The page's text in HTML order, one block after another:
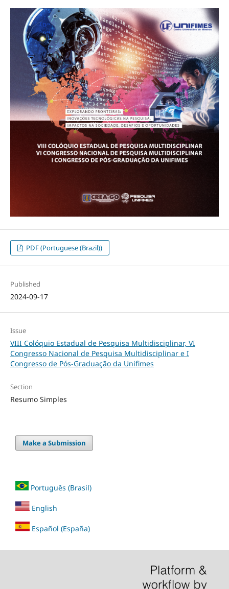
PDF (Portuguese (Brazil))
Published
2024-09-17
Issue
VIII Colóquio Estadual de Pesquisa Multidisciplinar, VI
Congresso Nacional de Pesquisa Multidisciplinar e I
Congresso de Pós-Graduação da Unifimes
Section
Resumo Simples
Make a Submission
Português (Brasil)
English
Español (España)